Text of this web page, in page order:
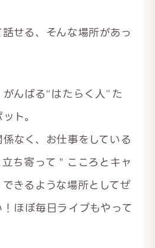
話せる、そんな場所があっ
んばる“はたらく人”た
ト。
なく、お仕事をしている
ち寄って＂こころとキャ
きるような場所としてぜ
ほぼ毎日ライブもやって